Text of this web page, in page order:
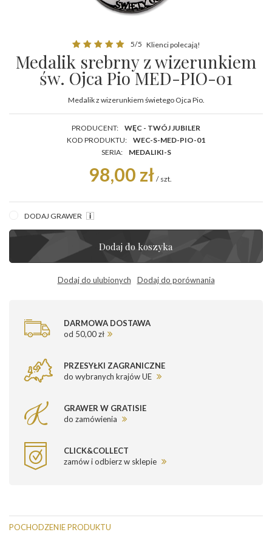
5/5 Klienci polecają!
Medalik srebrny z wizerunkiem
św. Ojca Pio MED-PIO-01
Medalik z wizerunkiem świetego Ojca Pio.
PRODUCENT:
WĘC - TWÓJ JUBILER
KOD PRODUKTU:
WEC-S-MED-PIO-01
SERIA:
MEDALIKI-S
98,00 zł / szt.
DODAJ GRAWER
Dodaj do koszyka
Dodaj do ulubionych Dodaj do porównania
DARMOWA DOSTAWA
od 50,00 zł
PRZESYŁKI ZAGRANICZNE
do wybranych krajów UE
GRAWER W GRATISIE
do zamówienia
CLICK&COLLECT
zamów i odbierz w sklepie
POCHODZENIE PRODUKTU